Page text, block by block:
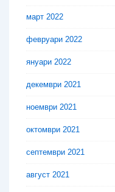
март 2022
февруари 2022
януари 2022
декември 2021
ноември 2021
октомври 2021
септември 2021
август 2021